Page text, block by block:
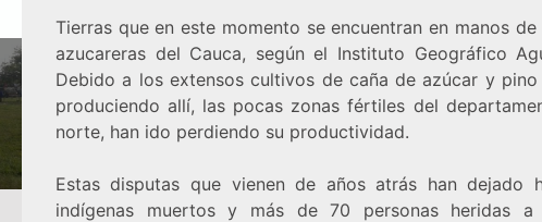
Tierras que en este momento se encuentran en manos
azucareras del Cauca, según el Instituto Geográfico
Debido a los extensos cultivos de caña de azúcar y pino
produciendo allí, las pocas zonas fértiles del
norte, han ido perdiendo su productividad.
Estas disputas que vienen de años atrás han dejado
indígenas muertos y más de 70 personas heridas